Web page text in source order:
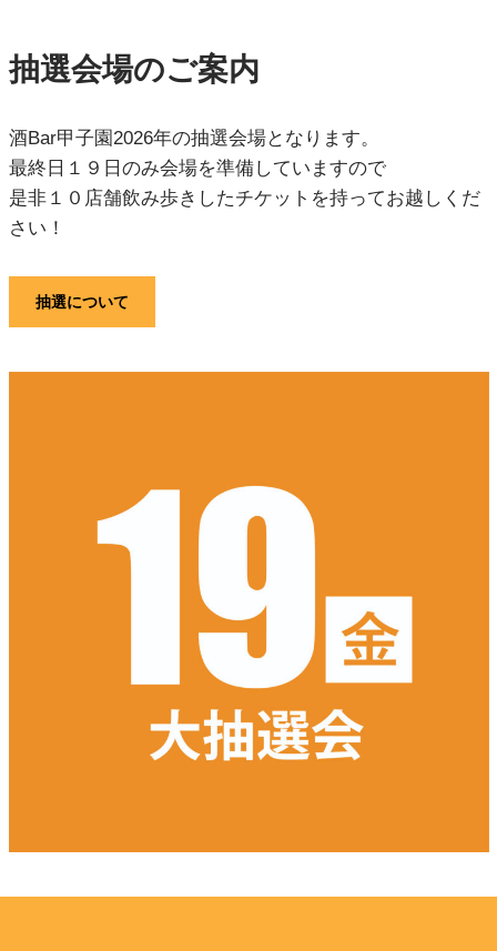
抽選会場のご案内
酒Bar甲子園2026年の抽選会場となります。
最終日１９日のみ会場を準備していますので
是非１０店舗飲み歩きしたチケットを持ってお越しくだ
さい！
抽選について